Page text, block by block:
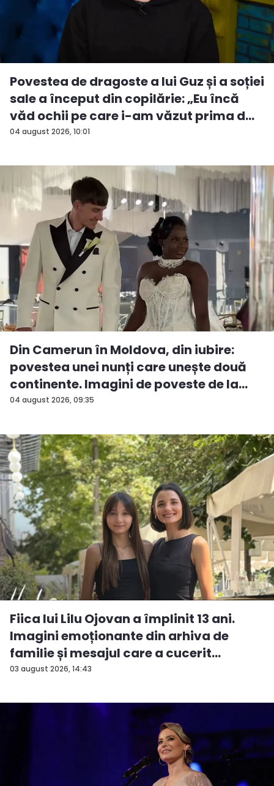
04 august 2026, 10:01
Povestea de dragoste a lui Guz și a soției
sale a început din copilărie: „Eu încă
văd ochii pe care i-am văzut prima d...
04 august 2026, 09:35
Din Camerun în Moldova, din iubire:
povestea unei nunți care unește două
continente. Imagini de poveste de la
ev...
03 august 2026, 14:43
Fiica lui Lilu Ojovan a împlinit 13 ani.
Imagini emoționante din arhiva de
familie și mesajul care a cucerit
Interne...